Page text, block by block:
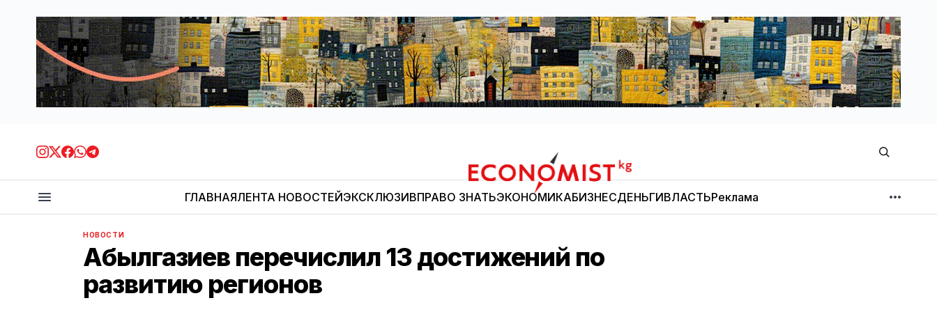
Economist.kg
ГЛАВНАЯЛЕНТА НОВОСТЕЙЭКСКЛЮЗИВПРАВО ЗНАТЬЭКОНОМИКАБИЗНЕСДЕНЬГИВЛАСТЬРеклама
МНЕНИЕ
НОВОСТИ
Абылгазиев перечислил 13 достижений по
развитию регионов